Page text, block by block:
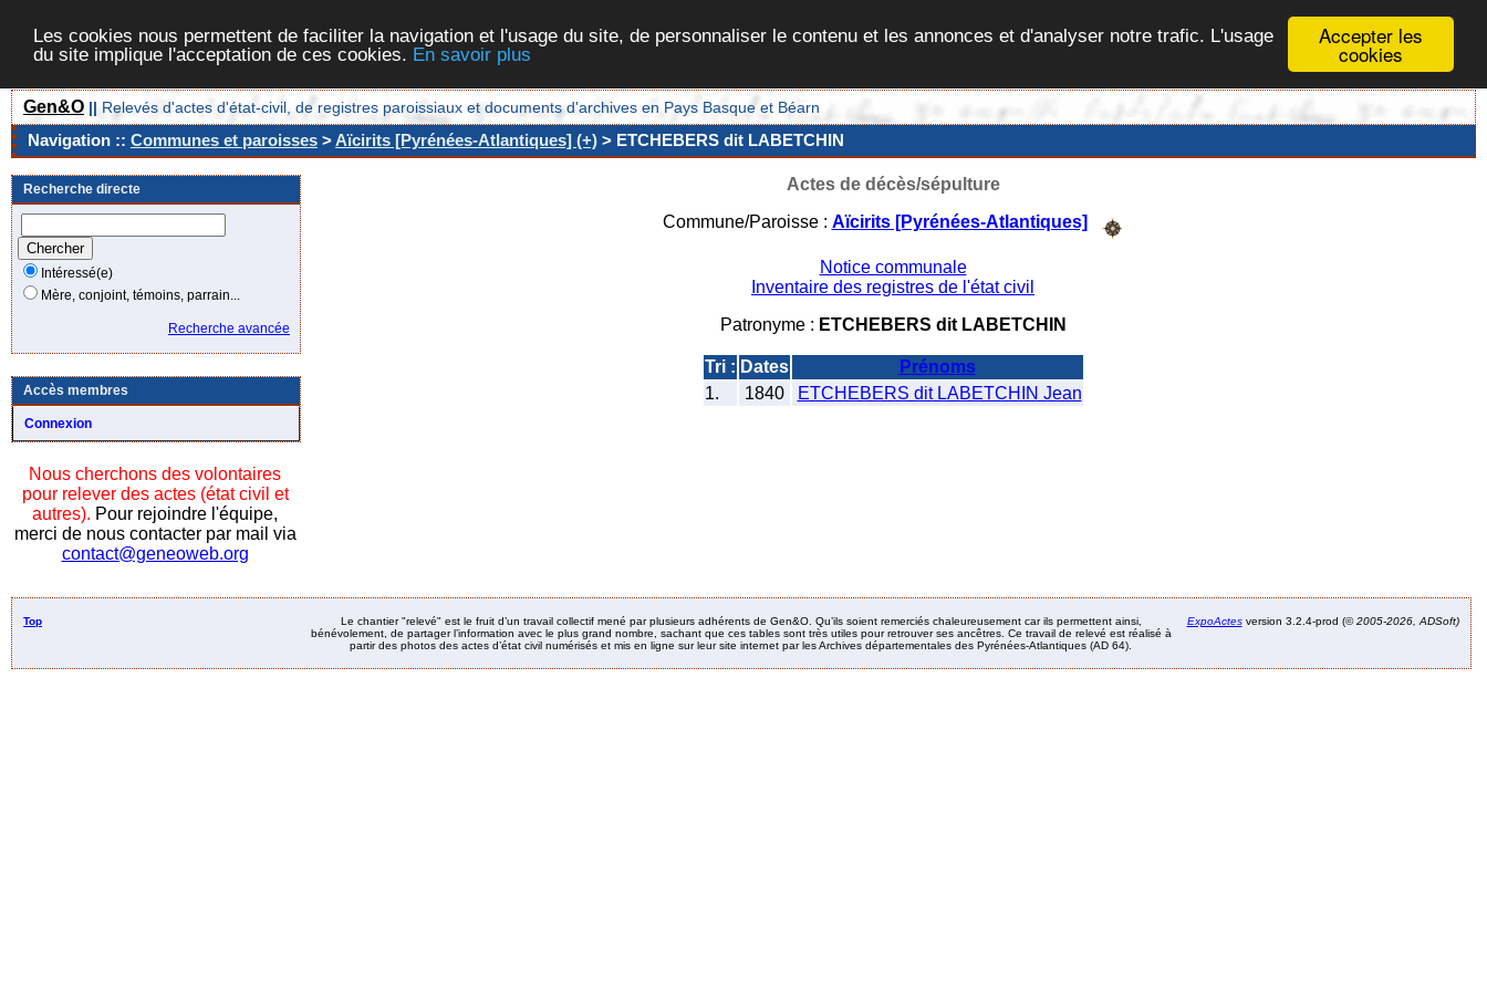
Accepter les
cookies
Les cookies nous permettent de faciliter la navigation et l'usage du site, de personnaliser le contenu et les annonces et d'analyser notre trafic. L'usage
du site implique l'acceptation de ces cookies. En savoir plus
Gen&O || Relevés d'actes d'état-civil, de registres paroissiaux et documents d'archives en Pays Basque et Béarn
Navigation :: Communes et paroisses >Aïcirits [Pyrénées-Atlantiques] (+) > ETCHEBERS dit LABETCHIN
Recherche directe
Intéressé(e)
Mère, conjoint, témoins, parrain...
Recherche avancée
Accès membres
Connexion
Nous cherchons des volontaires
pour relever des actes (état civil et
autres). Pour rejoindre l'équipe,
merci de nous contacter par mail via
contact@geneoweb.org
Actes de décès/sépulture
Commune/Paroisse : Aïcirits [Pyrénées-Atlantiques]
Notice communale
Inventaire des registres de l'état civil
Patronyme : ETCHEBERS dit LABETCHIN
Tri : Dates
Prénoms
1.
1840 ETCHEBERS dit LABETCHIN Jean
Top
Le chantier "relevé" est le fruit d’un travail collectif mené par plusieurs adhérents de Gen&O. Qu’ils soient remerciés chaleureusement car ils permettent ainsi,
bénévolement, de partager l’information avec le plus grand nombre, sachant que ces tables sont très utiles pour retrouver ses ancêtres. Ce travail de relevé est réalisé à
partir des photos des actes d’état civil numérisés et mis en ligne sur leur site internet par les Archives départementales des Pyrénées-Atlantiques (AD 64).
ExpoActesversion 3.2.4-prod (©2005-2026, ADSoft)